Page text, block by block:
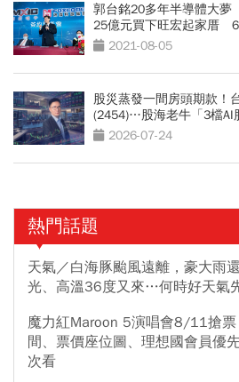
郭台銘20多年半導體大
25億元買下旺宏起家厝
大本營
2021-08-05
股災蒸發一間房頭期款！
(2454)…股海老牛「3檔AI
宜價曝光
2026-07-24
熱門話題
天氣／白海豚颱風遠離，豪大雨
光、高溫36度又來…何時好天氣
魔力紅Maroon 5演唱會8/11搶
間、票價座位圖、理想國會員優
次看